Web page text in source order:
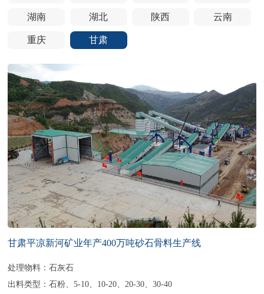
湖南 湖北 陕西 云南
重庆 甘肃
甘肃平凉新河矿业年产400万吨砂石骨料生产线
处理物料：石灰石
出料类型：石粉、5-10、10-20、20-30、30-40